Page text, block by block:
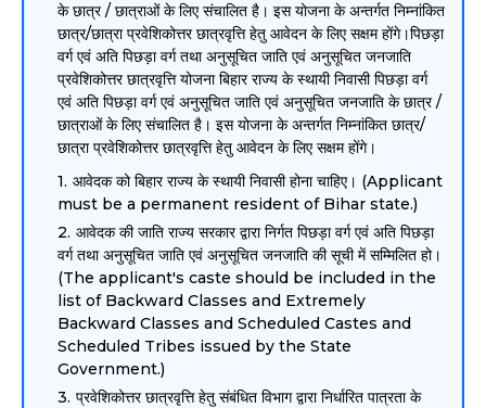
के छात्र / छात्राओं के लिए संचालित है। इस योजना के अन्तर्गत निम्नांकित
छात्र/छात्रा प्रवेशिकोत्तर छात्रवृत्ति हेतु आवेदन के लिए सक्षम होंगे।पिछड़ा
वर्ग एवं अति पिछड़ा वर्ग तथा अनुसूचित जाति एवं अनुसूचित जनजाति
प्रवेशिकोत्तर छात्रवृत्ति योजना बिहार राज्य के स्थायी निवासी पिछड़ा वर्ग
एवं अति पिछड़ा वर्ग एवं अनुसूचित जाति एवं अनुसूचित जनजाति के छात्र /
छात्राओं के लिए संचालित है। इस योजना के अन्तर्गत निम्नांकित छात्र/
छात्रा प्रवेशिकोत्तर छात्रवृत्ति हेतु आवेदन के लिए सक्षम होंगे।
आवेदक को बिहार राज्य के स्थायी निवासी होना चाहिए। (Applicant
must be a permanent resident of Bihar state.)
आवेदक की जाति राज्य सरकार द्वारा निर्गत पिछड़ा वर्ग एवं अति पिछड़ा
वर्ग तथा अनुसूचित जाति एवं अनुसूचित जनजाति की सूची में सम्मिलित हो।
(The applicant's caste should be included in the
list of Backward Classes and Extremely
Backward Classes and Scheduled Castes and
Scheduled Tribes issued by the State
Government.)
प्रवेशिकोत्तर छात्रवृत्ति हेतु संबंधित विभाग द्वारा निर्धारित पात्रता के